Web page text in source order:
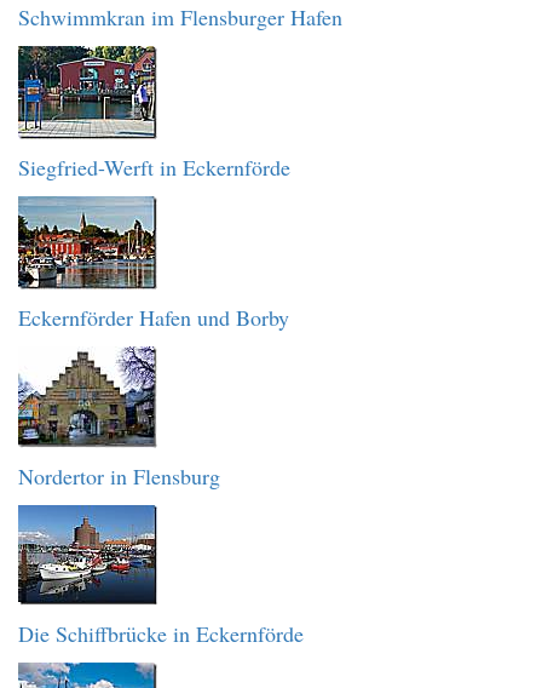
Schwimmkran im Flensburger Hafen
Siegfried-Werft in Eckernförde
Eckernförder Hafen und Borby
Nordertor in Flensburg
Die Schiffbrücke in Eckernförde